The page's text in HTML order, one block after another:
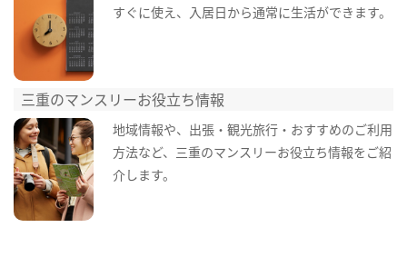
すぐに使え、入居日から通常に生活ができます。
三重のマンスリーお役立ち情報
地域情報や、出張・観光旅行・おすすめのご利用
方法など、三重のマンスリーお役立ち情報をご紹
介します。